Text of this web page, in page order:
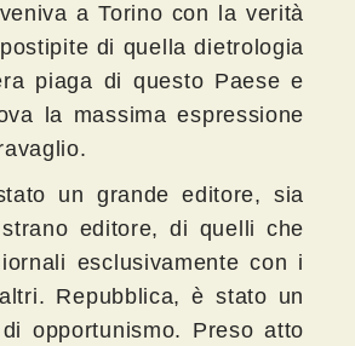
a Torino con la verità
di quella dietrologia
piaga di questo Paese e
la massima espressione
un grande editore, sia
editore, di quelli che
esclusivamente con i
Repubblica, è stato un
opportunismo. Preso atto